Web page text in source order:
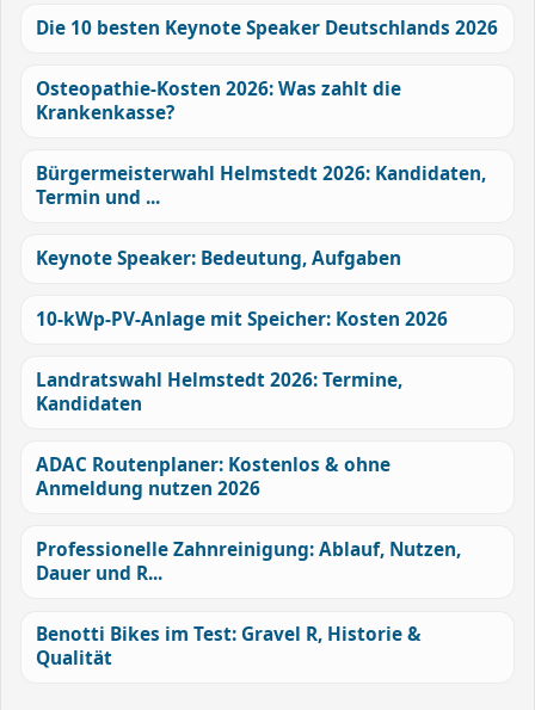
Die 10 besten Keynote Speaker Deutschlands 2026
Osteopathie-Kosten 2026: Was zahlt die
Krankenkasse?
Bürgermeisterwahl Helmstedt 2026: Kandidaten,
Termin und ...
Keynote Speaker: Bedeutung, Aufgaben
10-kWp-PV-Anlage mit Speicher: Kosten 2026
Landratswahl Helmstedt 2026: Termine,
Kandidaten
ADAC Routenplaner: Kostenlos & ohne
Anmeldung nutzen 2026
Professionelle Zahnreinigung: Ablauf, Nutzen,
Dauer und R...
Benotti Bikes im Test: Gravel R, Historie &
Qualität